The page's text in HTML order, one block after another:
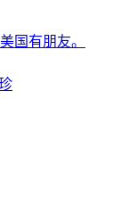
国有朋友。